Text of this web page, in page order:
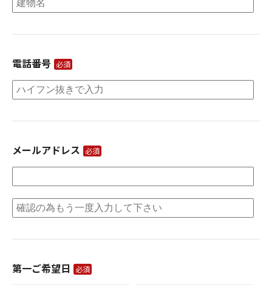
電話番号 必須
メールアドレス 必須
第一ご希望日 必須